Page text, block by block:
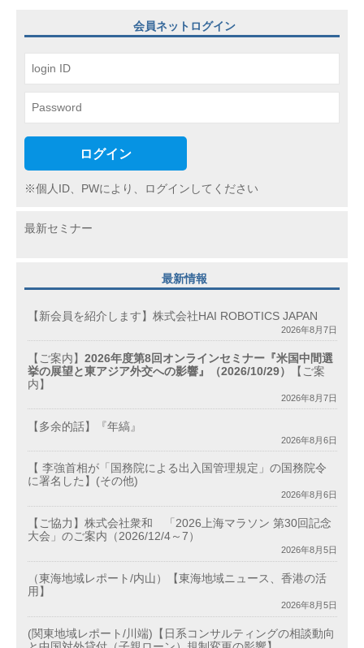
ョ
ン
会員ネットログイン
ログイン
※個人ID、PWにより、ログインしてください
最新セミナー
最新情報
【新会員を紹介します】株式会社HAI ROBOTICS JAPAN
2026年8月7日
【ご案内】 2026年度第8回オンラインセミナー『米国中間選
挙の展望と東アジア外交への影響』（2026/10/29）
【ご案
内】
2026年8月7日
【多余的話】『年縞』
2026年8月6日
【 李強首相が「国務院による出入国管理規定」の国務院令
に署名した】(その他)
2026年8月6日
【ご協力】株式会社衆和 「2026上海マラソン 第30回記念
大会」のご案内（2026/12/4～7）
2026年8月5日
（東海地域レポート/内山）【東海地域ニュース、香港の活
用】
2026年8月5日
(関東地域レポート/川端)【日系コンサルティングの相談動向